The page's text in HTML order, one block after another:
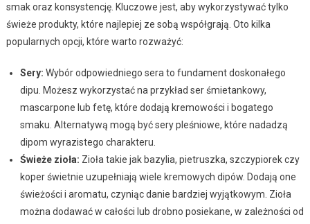
smak oraz konsystencję. Kluczowe jest, aby wykorzystywać tylko
świeże produkty, które najlepiej ze sobą współgrają. Oto kilka
popularnych opcji, które warto rozważyć:
Sery: Wybór odpowiedniego sera to fundament doskonałego
dipu. Możesz wykorzystać na przykład ser śmietankowy,
mascarpone lub fetę, które dodają kremowości i bogatego
smaku. Alternatywą mogą być sery pleśniowe, które nadadzą
dipom wyrazistego charakteru.
Świeże zioła: Zioła takie jak bazylia, pietruszka, szczypiorek czy
koper świetnie uzupełniają wiele kremowych dipów. Dodają one
świeżości i aromatu, czyniąc danie bardziej wyjątkowym. Zioła
można dodawać w całości lub drobno posiekane, w zależności od